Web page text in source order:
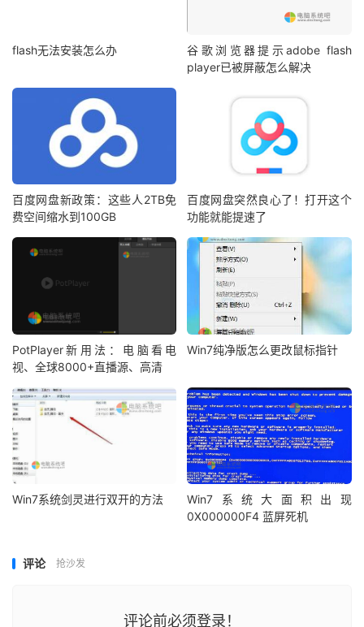
flash无法安装怎么办
谷歌浏览器提示adobe flash
player已被屏蔽怎么解决
百度网盘新政策：这些人2TB免
费空间缩水到100GB
百度网盘突然良心了！打开这个
功能就能提速了
PotPlayer新用法：电脑看电
视、全球8000+直播源、高清
Win7纯净版怎么更改鼠标指针
Win7系统剑灵进行双开的方法
Win7系统大面积出现
0X000000F4 蓝屏死机
评论 抢沙发
评论前必须登录！